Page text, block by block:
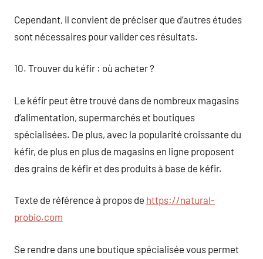
Cependant, il convient de préciser que d’autres études
sont nécessaires pour valider ces résultats.
10. Trouver du kéfir : où acheter ?
Le kéfir peut être trouvé dans de nombreux magasins
d’alimentation, supermarchés et boutiques
spécialisées. De plus, avec la popularité croissante du
kéfir, de plus en plus de magasins en ligne proposent
des grains de kéfir et des produits à base de kéfir.
Texte de référence à propos de https://natural-
probio.com
Se rendre dans une boutique spécialisée vous permet